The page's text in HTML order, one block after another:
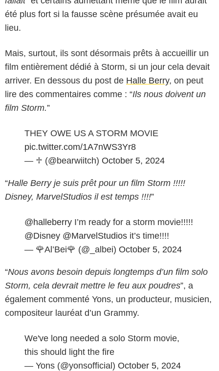
été plus fort si la fausse scène présumée avait eu
lieu.
Mais, surtout, ils sont désormais prêts à accueillir un
film entièrement dédié à Storm, si un jour cela devait
arriver. En dessous du post de Halle Berry, on peut
lire des commentaires comme : “Ils nous doivent un
film Storm.”
THEY OWE US A STORM MOVIE
pic.twitter.com/1A7nWS3Yr8
— ♱ (@bearwiitch) October 5, 2024
“Halle Berry je suis prêt pour un film Storm !!!!!
Disney, MarvelStudios il est temps !!!!”
@halleberry I’m ready for a storm movie!!!!!
@Disney @MarvelStudios it’s time!!!!
— 🌹Al’Bei🌹 (@_albei) October 5, 2024
“Nous avons besoin depuis longtemps d’un film solo
Storm, cela devrait mettre le feu aux poudres”, a
également commenté Yons, un producteur, musicien,
compositeur lauréat d’un Grammy.
We've long needed a solo Storm movie,
this should light the fire
— Yons (@yonsofficial) October 5, 2024